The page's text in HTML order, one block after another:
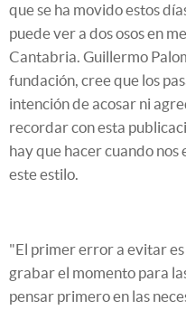
que se ha movido estos
puede ver a dos osos en
Cantabria. Guillermo
fundación, cree que los
intención de acosar ni
recordar con esta
hay que hacer cuando
este estilo.
"El primer error a evitar
grabar el momento para
pensar primero en las